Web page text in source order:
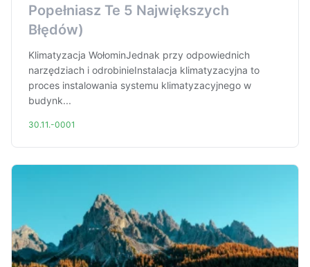
Popełniasz Te 5 Największych
Błędów)
Klimatyzacja WołominJednak przy odpowiednich
narzędziach i odrobinieInstalacja klimatyzacyjna to
proces instalowania systemu klimatyzacyjnego w
budynk...
30.11.-0001